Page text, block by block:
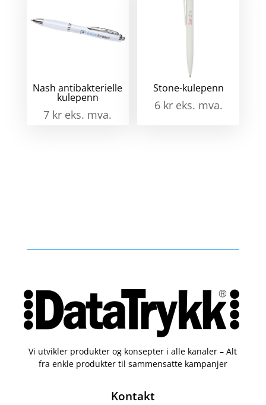
Nash antibakterielle
kulepenn
7 kr eks. mva.
Stone-kulepenn
6 kr eks. mva.
Vi utvikler produkter og konsepter i alle kanaler – Alt
fra enkle produkter til sammensatte kampanjer
Kontakt